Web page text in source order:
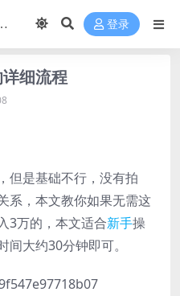
登录
细流程
但是基础不行，没有拍
系，本文教你如果无需这
3万的，本文适合新手操
大约30分钟即可。